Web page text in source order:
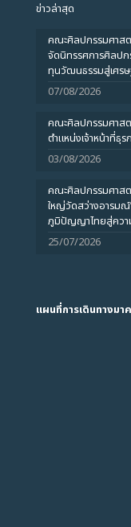
ข่าวล่าสุด
คณะศิลปกรรมศาส
จัดนิทรรศการศิลป
ทุนวัฒนธรรมสู่เศร
07/08/2026
คณะศิลปกรรมศาส
ตำแหน่งเจ้าหน้าที่ธุร
03/08/2026
คณะศิลปกรรมศาส
ใหญ่วัดสว่างอารม
ภูมิปัญญาไทยสู่คว
25/07/2026
แผนที่การเดินทางมา